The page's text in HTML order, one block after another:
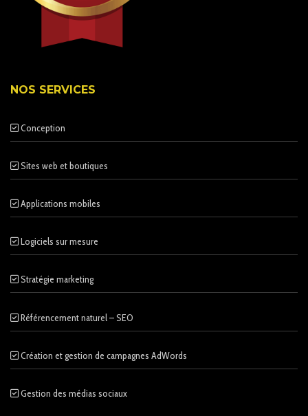
NOS SERVICES
Conception
Sites web et boutiques
Applications mobiles
Logiciels sur mesure
Stratégie marketing
Référencement naturel – SEO
Création et gestion de campagnes AdWords
Gestion des médias sociaux